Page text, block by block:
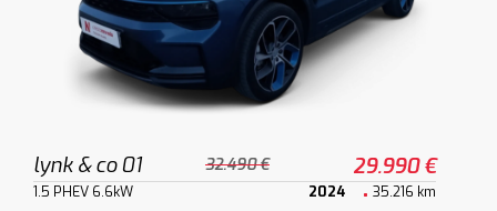
lynk & co 01 32.490 € 29.990 €
1.5 PHEV 6.6kW 2024 35.216 km